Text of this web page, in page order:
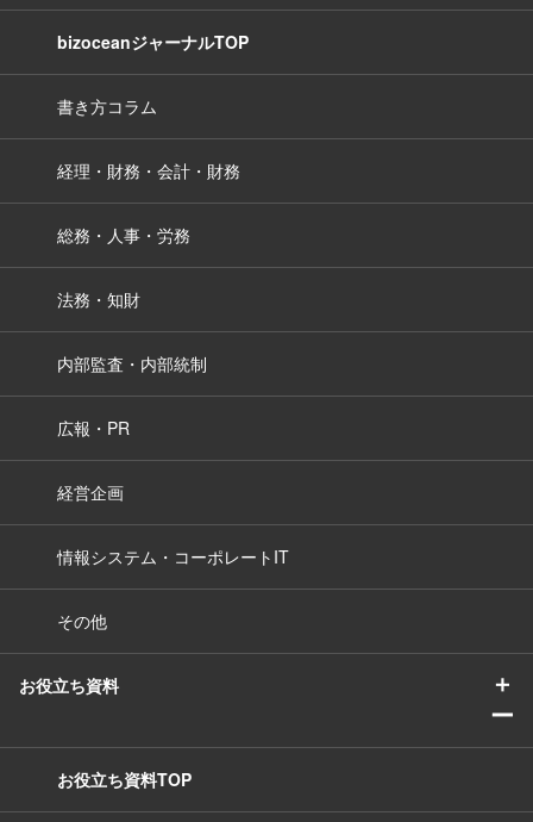
bizoceanジャーナルTOP
書き方コラム
経理・財務・会計・財務
総務・人事・労務
法務・知財
内部監査・内部統制
広報・PR
経営企画
情報システム・コーポレートIT
その他
お役立ち資料
＋
ー
お役立ち資料TOP